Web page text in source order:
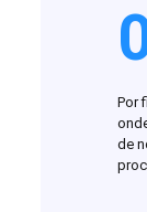
Por
de